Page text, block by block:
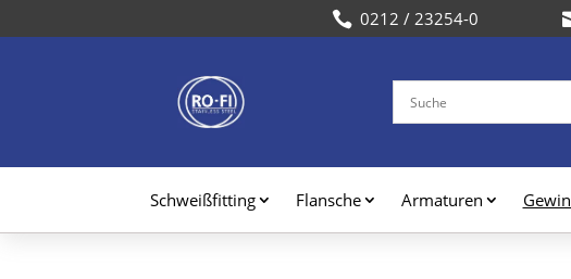

Schweißfitting Flansche Armaturen